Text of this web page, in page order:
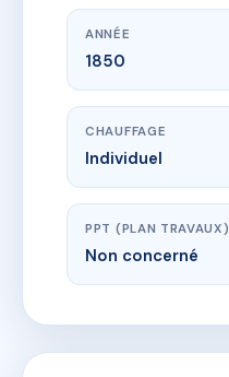
ANNÉE
1850
CHAUFFAGE
Individuel
PPT (PLAN TRAVAUX)
Non concerné